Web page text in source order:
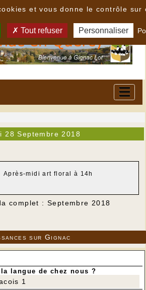
28 Septembre 2018
Après-midi art floral à 14h
complet : Septembre 2018
sur Gignac
langue de chez nous ?
1
et vous donne le contrôle sur
Tout refuser Personnaliser